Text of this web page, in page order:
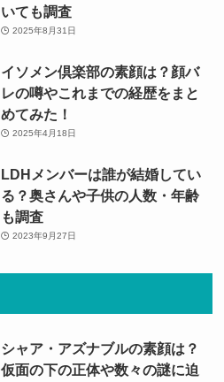
いても調査
2025年8月31日
イソメン倶楽部の素顔は？顔バ
レの噂やこれまでの経歴をまと
めてみた！
2025年4月18日
LDHメンバーは誰が結婚してい
る？奥さんや子供の人数・年齢
も調査
2023年9月27日
シャア・アズナブルの素顔は？
仮面の下の正体や数々の謎に迫